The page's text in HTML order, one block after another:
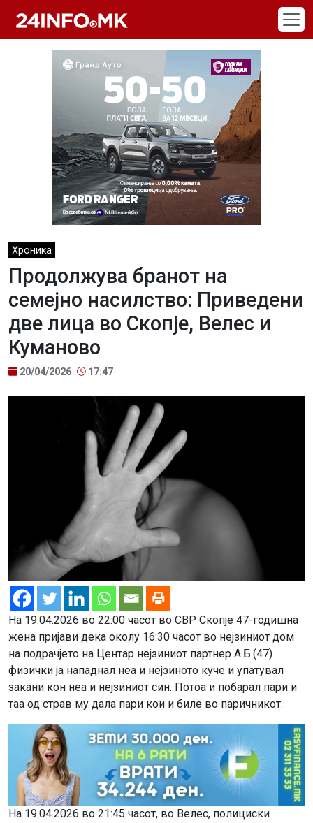
Хроника
Продолжува бранот на
семејно насилство: Приведени
две лица во Скопје, Велес и
Куманово
20/04/2026 17:47
На 19.04.2026 во 22:00 часот во СВР Скопје 47-годишна
жена пријави дека околу 16:30 часот во нејзиниот дом
на подрачјето на Центар нејзиниот партнер А.Б.(47)
физички ја нападнал неа и нејзиното куче и упатувал
закани кон неа и нејзиниот син. Потоа и побарал пари и
таа од страв му дала пари кои и биле во паричникот.
На 19.04.2026 во 21:45 часот, во Велес, полициски